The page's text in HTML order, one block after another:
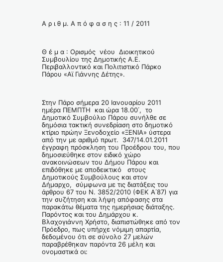
Α ρ ι θ μ. Α π ό φ α σ η ς : 11 / 2011
Θ έ μ α : Ορισμός νέου Διοικητικού
Συμβουλίου της Δημοτικής Α.Ε.
Περιβαλλοντικό και Πολιτιστικό Πάρκο
Πάρου «Αϊ Γιάννης Δέτης».
Στην Πάρο σήμερα 20 Ιανουαρίου 2011
ημέρα ΠΕΜΠΤΗ και ώρα 18.00΄, το
Δημοτικό Συμβούλιο Πάρου συνήλθε σε
δημόσια τακτική συνεδρίαση στο δημοτικό
κτίριο πρώην Ξενοδοχείο «ΞΕΝΙΑ» ύστερα
από την με αριθμό πρωτ. 347/14.01.2011
έγγραφη πρόσκληση του Προέδρου του, που
δημοσιεύθηκε στον ειδικό χώρο
ανακοινώσεων του Δήμου Πάρου και
επιδόθηκε με αποδεικτικό στους
Δημοτικούς Συμβούλους και στον
Δήμαρχο, σύμφωνα με τις διατάξεις του
άρθρου 67 του Ν. 3852/2010 (ΦΕΚ Α΄87) για
την συζήτηση και λήψη απόφασης στα
παρακάτω θέματα της ημερήσιας διάταξης.
Παρόντος και του Δημάρχου κ.
Βλαχογιάννη Χρήστο, διαπιστώθηκε από τον
Πρόεδρο, πως υπήρχε νόμιμη απαρτία,
δεδομένου ότι σε σύνολο 27 μελών
παραβρέθηκαν παρόντα 26 μέλη και
ονομαστικά οι: